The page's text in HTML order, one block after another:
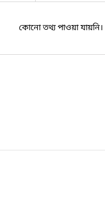
কোনো তথ্য পাওয়া যায়নি।